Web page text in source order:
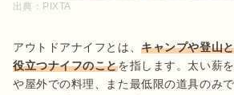
出典： PIXTA
アウトドアナイフとは、キャンプや登山
役立つナイフのことを指します。太い薪
や屋外での料理、また最低限の道具のみ